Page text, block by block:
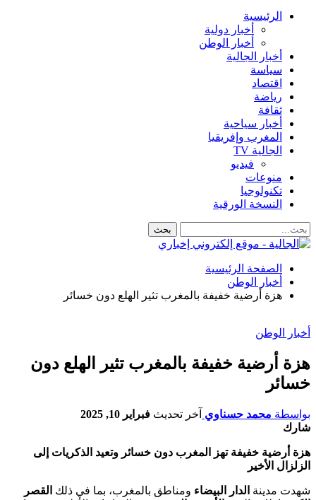
الرئيسية
أخبار دولية
أخبار الوطن
أخبار الجالية
سياسة
اقتصاد
رياضة
ثقافة
أخبار سياحية
المغرب وإفريقيا
الجالية TV
فيديو
منوعات
تكنولوجيا
النسخة الورقية
الصفحة الرئيسية
أخبار الوطن
هزة أرضية خفيفة بالمغرب تثير الهلع دون خسائر
أخبار الوطن
هزة أرضية خفيفة بالمغرب تثير الهلع دون
خسائر
بواسطة محمد حسناوي آخر تحديث فبراير 10, 2025
شارك
هزة أرضية خفيفة تهز المغرب دون خسائر وتعيد الذكريات إلى
الزلزال الأخير
شهدت مدينة الدار البيضاء ومناطق بالمغرب، بما في ذلك القصر